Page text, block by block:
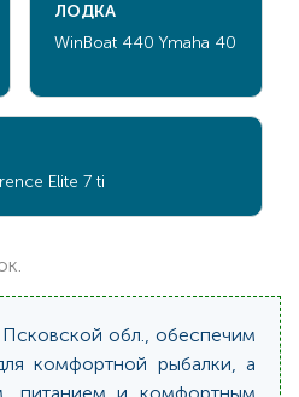
ЛОДКА
WinBoat 440 Ymaha 40
Elite 7 ti
обл., обеспечим
комфортной рыбалки, а